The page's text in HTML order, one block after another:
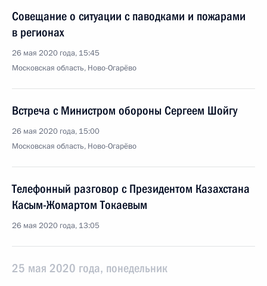
Совещание о ситуации с паводками и пожарами
в регионах
26 мая 2020 года, 15:45
Московская область, Ново-Огарёво
Встреча с Министром обороны Сергеем Шойгу
26 мая 2020 года, 15:00
Московская область, Ново-Огарёво
Телефонный разговор с Президентом Казахстана
Касым-Жомартом Токаевым
26 мая 2020 года, 13:05
25 мая 2020 года, понедельник